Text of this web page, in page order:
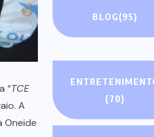
“TCE
A
Oneide
BLOG(95)
(70)